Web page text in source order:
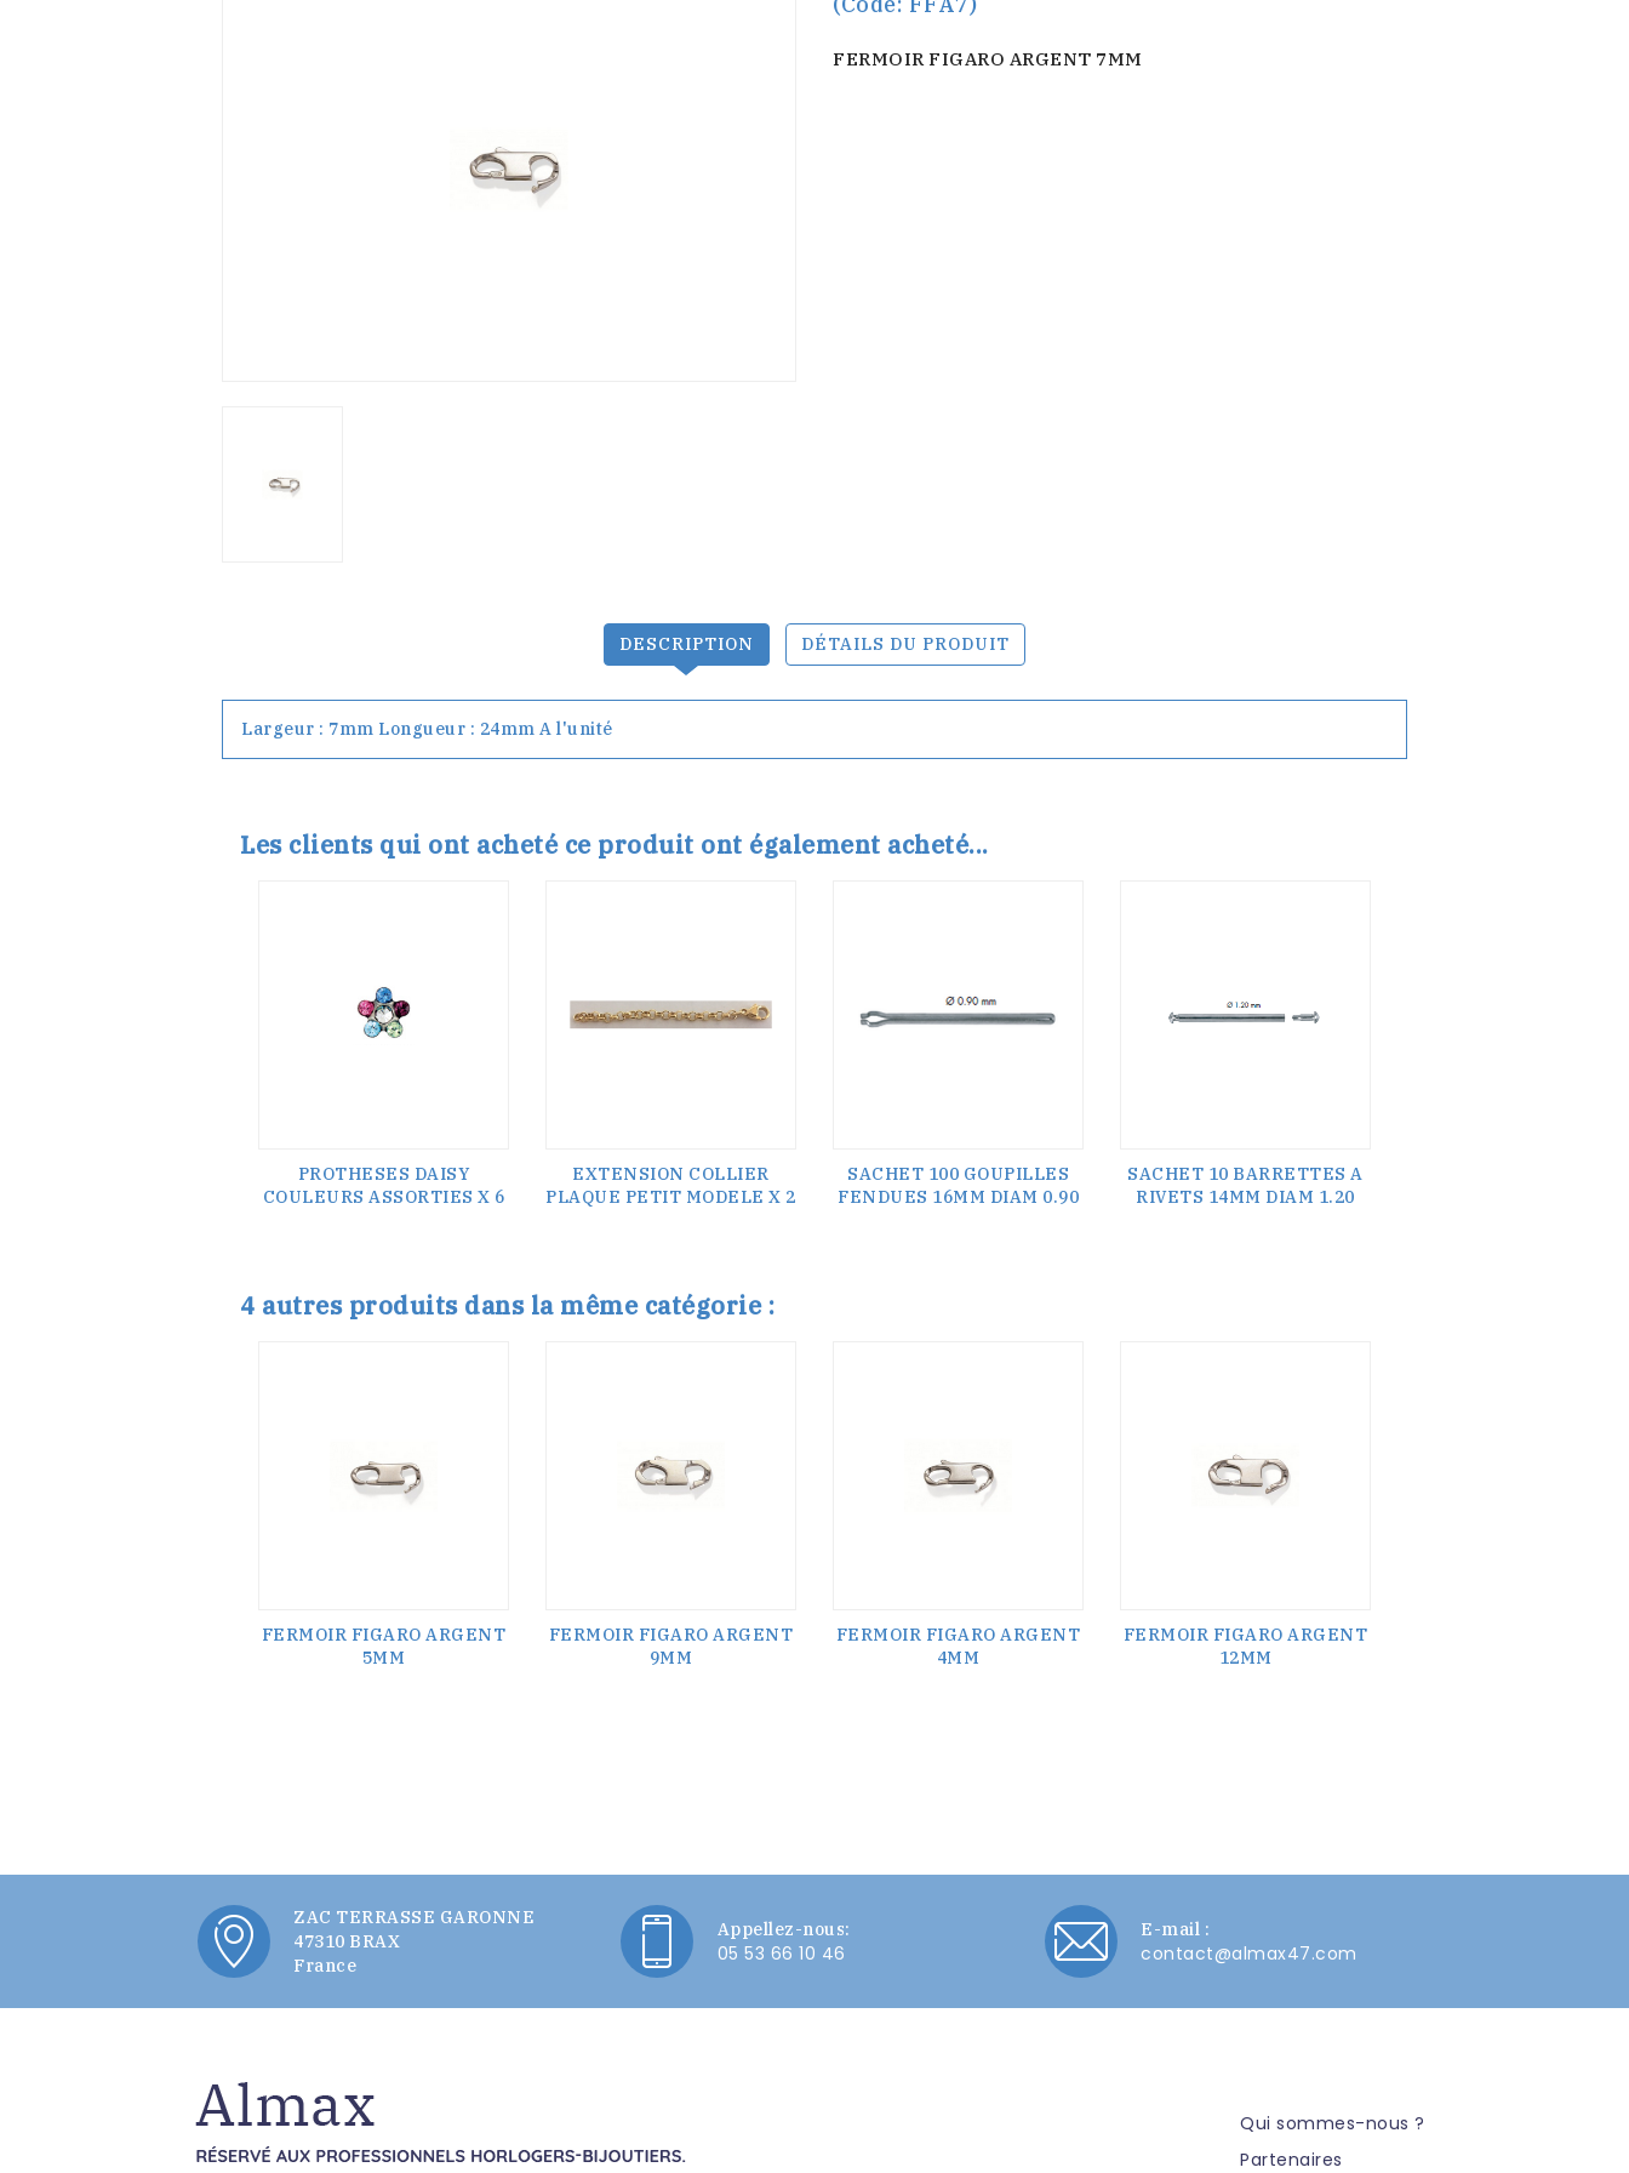
FERMOIR FIGARO ARGENT 7MM
DESCRIPTION DÉTAILS DU PRODUIT
Largeur : 7mm Longueur : 24mm A l'unité
Les clients qui ont acheté ce produit ont également acheté...
PROTHESES DAISY
COULEURS ASSORTIES X 6
EXTENSION COLLIER
PLAQUE PETIT MODELE X 2
SACHET 100 GOUPILLES
FENDUES 16MM DIAM 0.90
SACHET 10 BARRETTES A
RIVETS 14MM DIAM 1.20
4 autres produits dans la même catégorie :
FERMOIR FIGARO ARGENT
5MM
FERMOIR FIGARO ARGENT
9MM
FERMOIR FIGARO ARGENT
4MM
FERMOIR FIGARO ARGENT
12MM
ZAC TERRASSE GARONNE
47310 BRAX
France
Appellez-nous:
05 53 66 10 46
E-mail :
contact@almax47.com
Qui sommes-nous ?
Partenaires